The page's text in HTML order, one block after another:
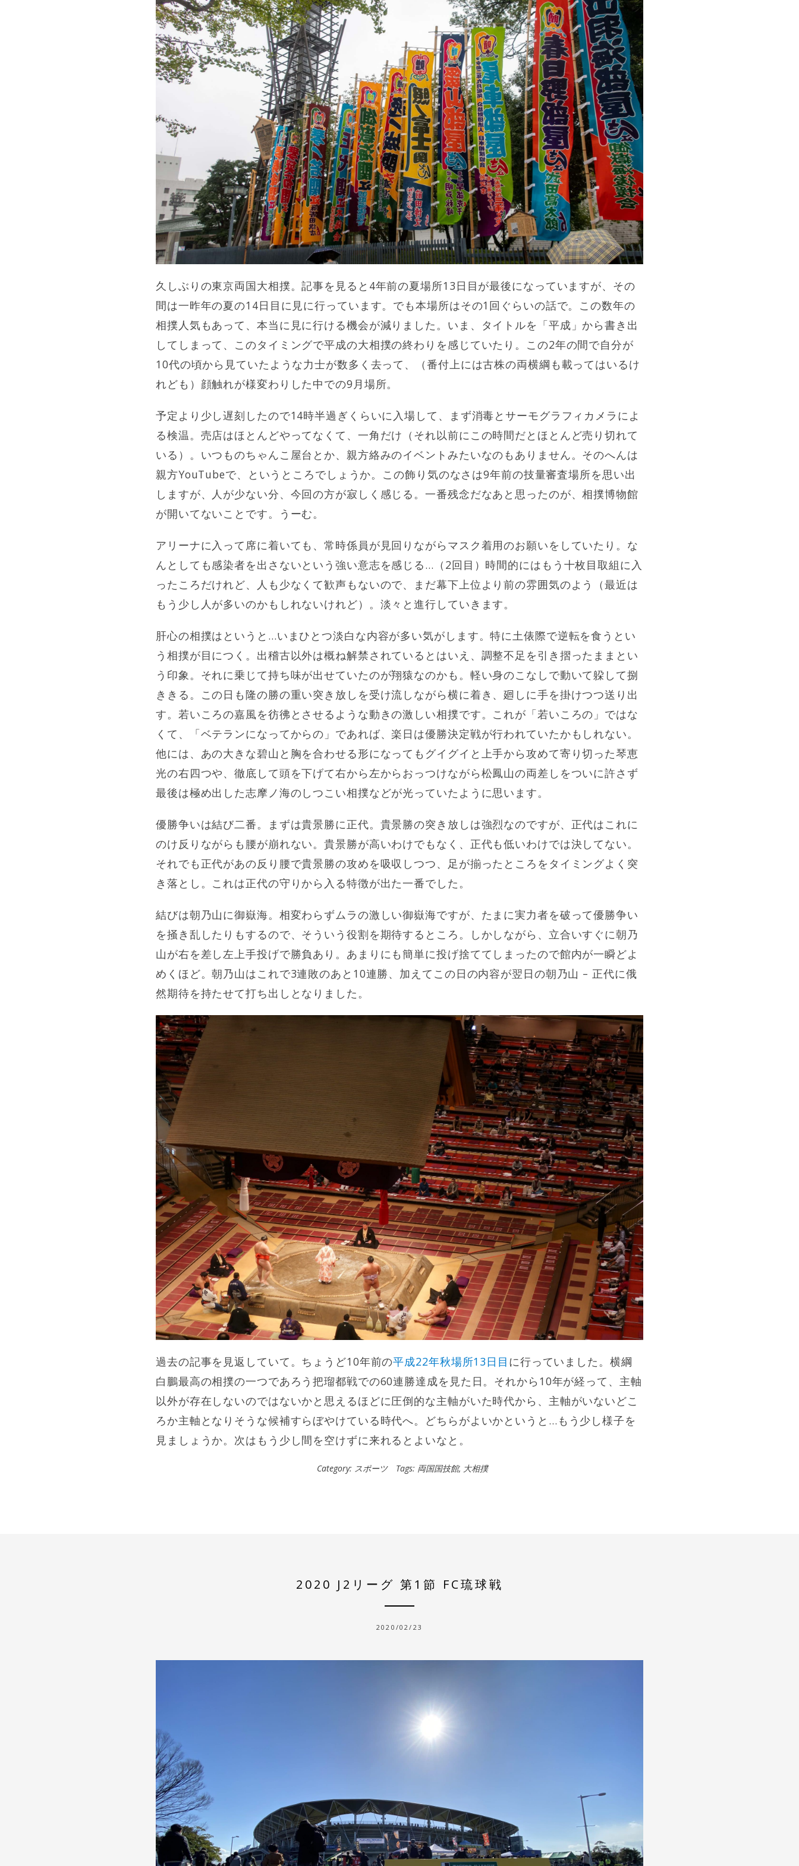
久しぶりの東京両国大相撲。記事を見ると4年前の夏場所13日目が最後になっていますが、その
間は一昨年の夏の14日目に見に行っています。でも本場所はその1回ぐらいの話で。この数年の
相撲人気もあって、本当に見に行ける機会が減りました。いま、タイトルを「平成」から書き出
してしまって、このタイミングで平成の大相撲の終わりを感じていたり。この2年の間で自分が
10代の頃から見ていたような力士が数多く去って、（番付上には古株の両横綱も載ってはいるけ
れども）顔触れが様変わりした中での9月場所。
予定より少し遅刻したので14時半過ぎくらいに入場して、まず消毒とサーモグラフィカメラによ
る検温。売店はほとんどやってなくて、一角だけ（それ以前にこの時間だとほとんど売り切れて
いる）。いつものちゃんこ屋台とか、親方絡みのイベントみたいなのもありません。そのへんは
親方YouTubeで、というところでしょうか。この飾り気のなさは9年前の技量審査場所を思い出
しますが、人が少ない分、今回の方が寂しく感じる。一番残念だなあと思ったのが、相撲博物館
が開いてないことです。うーむ。
アリーナに入って席に着いても、常時係員が見回りながらマスク着用のお願いをしていたり。な
んとしても感染者を出さないという強い意志を感じる…（2回目）時間的にはもう十枚目取組に入
ったころだけれど、人も少なくて歓声もないので、まだ幕下上位より前の雰囲気のよう（最近は
もう少し人が多いのかもしれないけれど）。淡々と進行していきます。
肝心の相撲はというと…いまひとつ淡白な内容が多い気がします。特に土俵際で逆転を食うとい
う相撲が目につく。出稽古以外は概ね解禁されているとはいえ、調整不足を引き摺ったままとい
う印象。それに乗じて持ち味が出せていたのが翔猿なのかも。軽い身のこなしで動いて躱して捌
ききる。この日も隆の勝の重い突き放しを受け流しながら横に着き、廻しに手を掛けつつ送り出
す。若いころの嘉風を彷彿とさせるような動きの激しい相撲です。これが「若いころの」ではな
くて、「ベテランになってからの」であれば、楽日は優勝決定戦が行われていたかもしれない。
他には、あの大きな碧山と胸を合わせる形になってもグイグイと上手から攻めて寄り切った琴恵
光の右四つや、徹底して頭を下げて右から左からおっつけながら松鳳山の両差しをついに許さず
最後は極め出した志摩ノ海のしつこい相撲などが光っていたように思います。
優勝争いは結び二番。まずは貴景勝に正代。貴景勝の突き放しは強烈なのですが、正代はこれに
のけ反りながらも腰が崩れない。貴景勝が高いわけでもなく、正代も低いわけでは決してない。
それでも正代があの反り腰で貴景勝の攻めを吸収しつつ、足が揃ったところをタイミングよく突
き落とし。これは正代の守りから入る特徴が出た一番でした。
結びは朝乃山に御嶽海。相変わらずムラの激しい御嶽海ですが、たまに実力者を破って優勝争い
を掻き乱したりもするので、そういう役割を期待するところ。しかしながら、立合いすぐに朝乃
山が右を差し左上手投げで勝負あり。あまりにも簡単に投げ捨ててしまったので館内が一瞬どよ
めくほど。朝乃山はこれで3連敗のあと10連勝、加えてこの日の内容が翌日の朝乃山 – 正代に俄
然期待を持たせて打ち出しとなりました。
過去の記事を見返していて。ちょうど10年前の平成22年秋場所13日目 に行っていました。横綱
白鵬最高の相撲の一つであろう把瑠都戦での60連勝達成を見た日。それから10年が経って、主軸
以外が存在しないのではないかと思えるほどに圧倒的な主軸がいた時代から、主軸がいないどこ
ろか主軸となりそうな候補すらぼやけている時代へ。どちらがよいかというと…もう少し様子を
見ましょうか。次はもう少し間を空けずに来れるとよいなと。
Category: スポーツ Tags: 両国国技館, 大相撲
2020 J2リーグ 第1節 FC琉球戦
2020/02/23